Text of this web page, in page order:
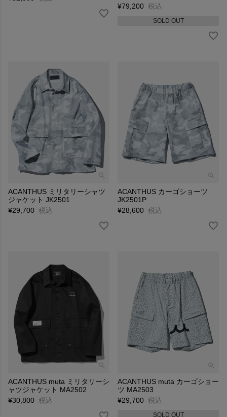
¥79,200 税込
SOLD OUT
ACANTHUS ミリタリーシャツ
ジャケット JK2501
¥29,700 税込
ACANTHUS カーゴショーツ
JK2501P
¥28,600 税込
ACANTHUS muta ミリタリーシ
ャツジャケット MA2502
¥30,800 税込
ACANTHUS muta カーゴショー
ツ MA2503
¥29,700 税込
SOLD OUT